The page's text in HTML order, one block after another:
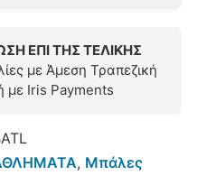
ΕΠΙ ΤΗΣ ΤΕΛΙΚΗΣ
με Άμεση Τραπεζική
Iris Payments
, Μπάλες